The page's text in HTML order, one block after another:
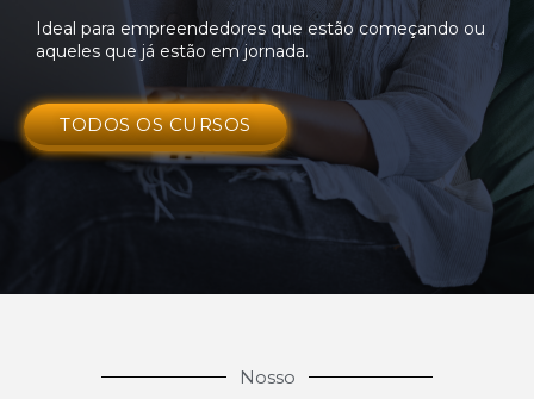
Ideal para empreendedores que estão começando ou
aqueles que já estão em jornada.
TODOS OS CURSOS
Nosso